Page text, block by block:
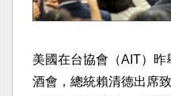
美國在台協會（AIT）
酒會，總統賴清德出席